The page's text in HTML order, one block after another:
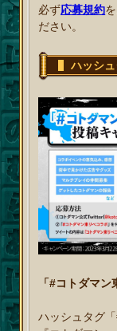
必ず応募規約
ださい。
ハッシ
「#コトダマ
ハッシュタグ